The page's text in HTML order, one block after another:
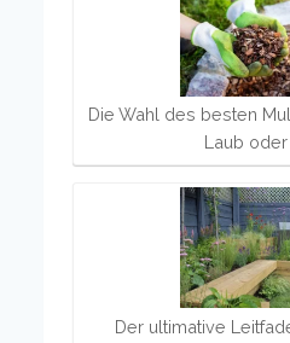
Die Wahl des besten
Laub
Der ultimative